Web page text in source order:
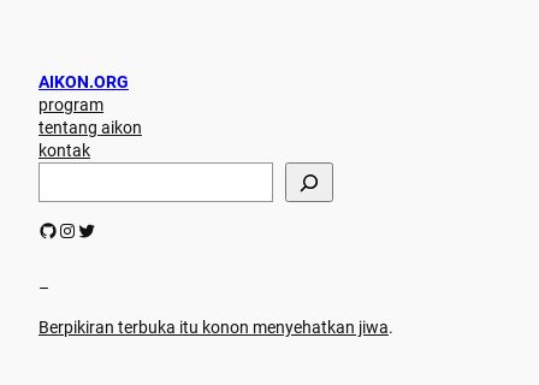
content
AIKON.ORG
program
tentang aikon
kontak
r
h
GitHub Instagram Twitter
–
Berpikiran terbuka itu konon menyehatkan jiwa.